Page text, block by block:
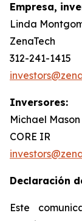
Empresa,
Linda
ZenaTech
312-241-1415
Inversores:
Michael Mason
CORE IR
Declaración
Este